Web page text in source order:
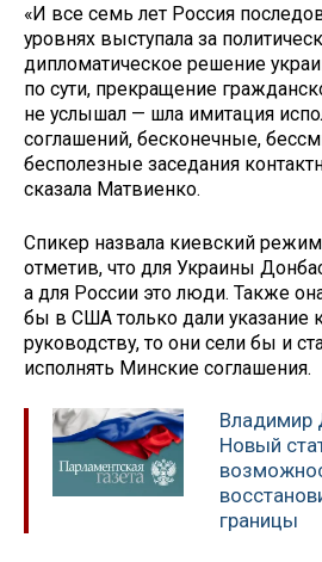
«И все семь лет Россия
уровнях выступала за
дипломатическое решение
по сути, прекращение
не услышал — шла имитация
соглашений, бесконечные,
бесполезные заседания
сказала Матвиенко.
Спикер назвала киевский
отметив, что для Украины
а для России это люди. Также
бы в США только дали указание
руководству, то они сели бы и
исполнять Минские соглашения.
Владимир
Новый
границы